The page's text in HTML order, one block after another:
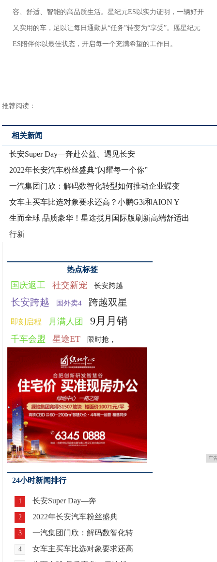
容、舒适、智能的高品质生活。星纪元ES以实力证明，一辆好开
又实用的车，足以让每日通勤从“任务”转变为“享受”。愿星纪元
ES陪伴你以最佳状态，开启每一个充满希望的工作日。
推荐阅读：
相关新闻
长安Super Day—奔赴公益、遇见长安
2022年长安汽车粉丝盛典“闪耀每一个你”
一汽集团门欣：解码数智化转型如何推动企业蝶变
女车主买车比选对象要求还高？小鹏G3i和AION Y
生而全球 品质豪华！星途揽月国际版刷新高端舒适出
行新
热点标签
国庆返工 社交新宠 长安跨越
长安跨越 国外卖4 跨越双星
即刻启程 月满人团 9月月销
千车会盟 星途ET 限时抢，
广
24小时新闻排行
1 长安Super Day—奔
2 2022年长安汽车粉丝盛典
3 一汽集团门欣：解码数智化转
4 女车主买车比选对象要求还高